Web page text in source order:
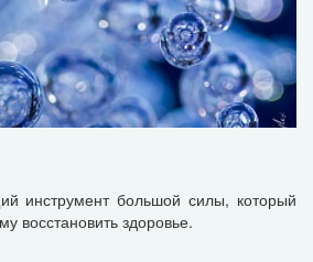
инструмент большой силы, который
восстановить здоровье.